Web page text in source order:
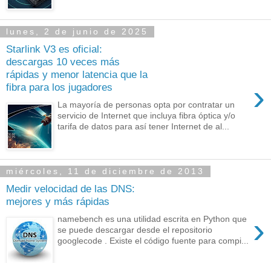
lunes, 2 de junio de 2025
Starlink V3 es oficial:
descargas 10 veces más
rápidas y menor latencia que la
fibra para los jugadores
›
La mayoría de personas opta por contratar un
servicio de Internet que incluya fibra óptica y/o
tarifa de datos para así tener Internet de al...
miércoles, 11 de diciembre de 2013
Medir velocidad de las DNS:
mejores y más rápidas
›
namebench es una utilidad escrita en Python que
se puede descargar desde el repositorio
googlecode . Existe el código fuente para compi...